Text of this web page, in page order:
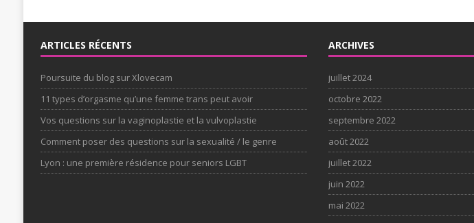
ARTICLES RÉCENTS
Poursuite du blog sur Xlovecam
11 types d’orgasme qu’une femme trans peut avoir
Vos questions sur la vaginoplastie et la vulvoplastie
Comment poser des questions sur la sexualité / le genre
Lyon : une première résidence pour seniors LGBT
ARCHIVES
juillet 2024
octobre 2022
septembre 2022
août 2022
juillet 2022
juin 2022
mai 2022